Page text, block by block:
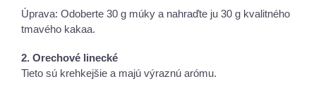
Úprava: Odoberte 30 g múky a nahraďte ju 30 g kvalitného
tmavého kakaa.
2. Orechové linecké
Tieto sú krehkejšie a majú výraznú arómu.